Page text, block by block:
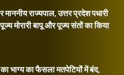
राज्यपाल, उत्तर प्रदेश पधारी
मोरारी बापू और पूज्य संतों का किया
भाग्य का फैसला मतपेटियों में बंद,